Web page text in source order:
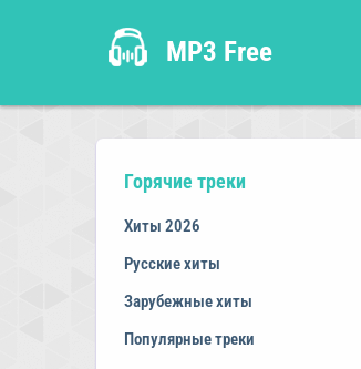
MP3 Free
Горячие треки
Хиты 2026
Русские хиты
Зарубежные хиты
Популярные треки